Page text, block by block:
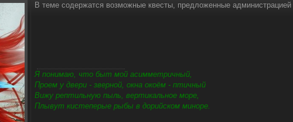
В теме содержатся возможные квесты, предложенные администрацией
Я понимаю, что быт мой асимметричный,
Проем у двери - зверной, окна окоём - птичный
Вижу рептильную пыль, вертикальное море,
Плывут кистеперые рыбы в дорийском миноре.